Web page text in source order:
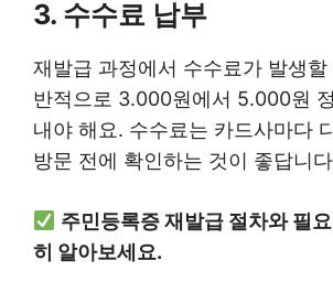
3. 수수료 납부
재발급 과정에서 수수료가 발생할
반적으로 3.000원에서 5.000원
내야 해요. 수수료는 카드사마다
방문 전에 확인하는 것이 좋답니
주민등록증 재발급 절차와 필
히 알아보세요.